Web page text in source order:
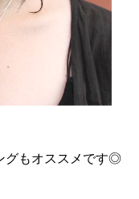
グもオススメです◎